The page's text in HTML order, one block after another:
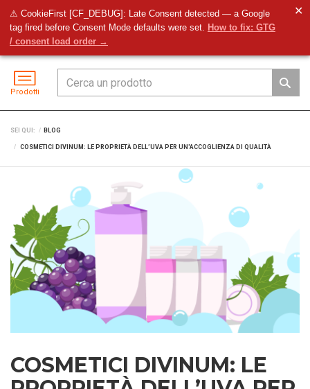
⚠ CookieFirst [CF_DEBUG]: Late Consent detected — a Google
tag fired before Consent Mode defaults were set. How to fix: GTG
/ consent load order →
✕
Prodotti
SEI QUI: BLOG
COSMETICI DIVINUM: LE PROPRIETÀ DELL’UVA PER UN'ACCOGLIENZA DI QUALITÀ
COSMETICI DIVINUM: LE